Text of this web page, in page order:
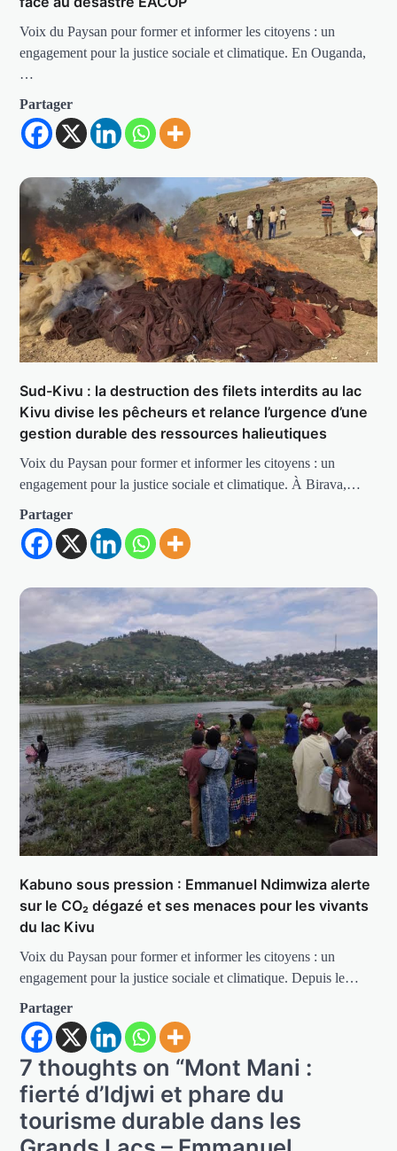
Voix du Paysan pour former et informer les citoyens : un
engagement pour la justice sociale et climatique. En Ouganda,
…
Partager
Sud-Kivu : la destruction des filets interdits au lac
Kivu divise les pêcheurs et relance l’urgence d’une
gestion durable des ressources halieutiques
Voix du Paysan pour former et informer les citoyens : un
engagement pour la justice sociale et climatique. À Birava,…
Partager
Kabuno sous pression : Emmanuel Ndimwiza alerte
sur le CO₂ dégazé et ses menaces pour les vivants
du lac Kivu
Voix du Paysan pour former et informer les citoyens : un
engagement pour la justice sociale et climatique. Depuis le…
Partager
7 thoughts on “Mont Mani :
fierté d’Idjwi et phare du
tourisme durable dans les